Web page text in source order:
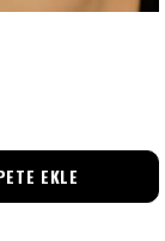
EKLE